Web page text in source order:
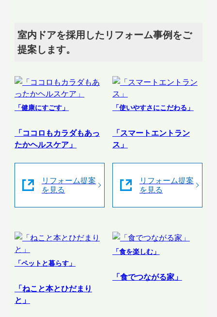
室内ドアを採用したリフォーム事例をご
提案します。
「健康にすごす」
「ココロもカラダもあっ
たかヘルスケア」
リフォーム提案
を見る
「使いやすさにこだわる」
「スマートエントラン
ス」
リフォーム提案
を見る
「ペットと暮らす」
「ねこと本とひだまり
と」
「食を楽しむ」
「食でつながる家」